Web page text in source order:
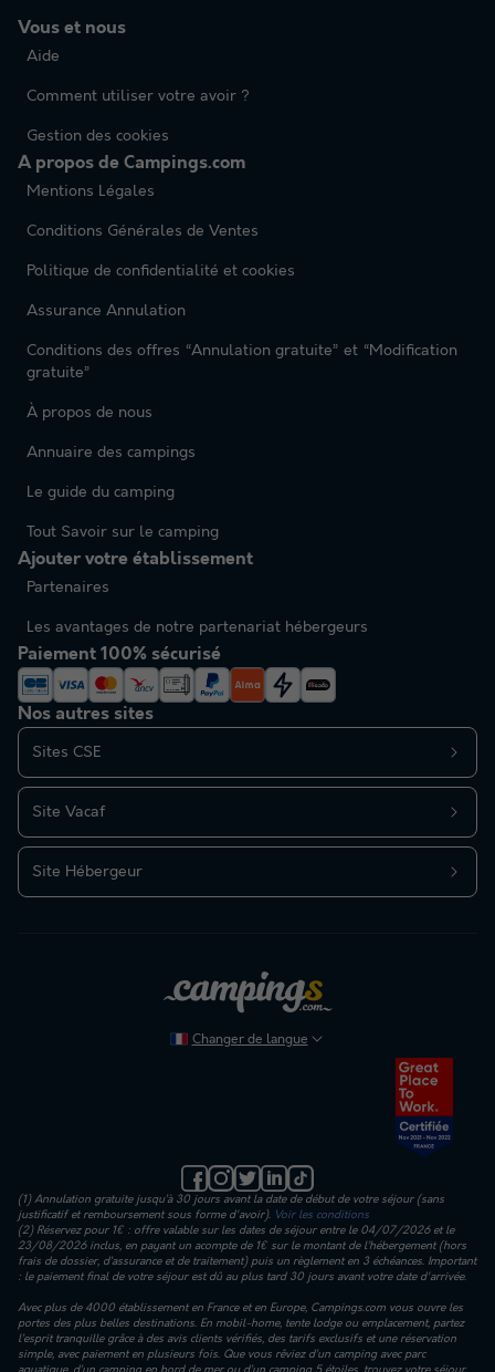
Nos autres sites
Sites CSE
Site Vacaf
Site Hébergeur
Vous et nous
Aide
Comment utiliser votre avoir ?
Gestion des cookies
A propos de Campings.com
Mentions Légales
Conditions Générales de Ventes
Politique de confidentialité et cookies
Assurance Annulation
Conditions des offres “Annulation gratuite” et “Modification
gratuite”
À propos de nous
Annuaire des campings
Le guide du camping
Tout Savoir sur le camping
Ajouter votre établissement
Partenaires
Les avantages de notre partenariat hébergeurs
Paiement 100% sécurisé
Changer de langue
(1) Annulation gratuite jusqu’à 30 jours avant la date de début de votre séjour (sans
justificatif et remboursement sous forme d'avoir). Voir les conditions
(2) Réservez pour 1€ : offre valable sur les dates de séjour entre le 04/07/2026 et le
23/08/2026 inclus, en payant un acompte de 1€ sur le montant de l’hébergement (hors
frais de dossier, d’assurance et de traitement) puis un règlement en 3 échéances. Important
: le paiement final de votre séjour est dû au plus tard 30 jours avant votre date d'arrivée.
Avec plus de 4000 établissement en France et en Europe, Campings.com vous ouvre les
portes des plus belles destinations. En mobil-home, tente lodge ou emplacement, partez
l’esprit tranquille grâce à des avis clients vérifiés, des tarifs exclusifs et une réservation
simple, avec paiement en plusieurs fois. Que vous rêviez d’un camping avec parc